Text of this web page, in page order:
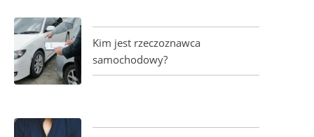
Kim jest rzeczoznawca
samochodowy?